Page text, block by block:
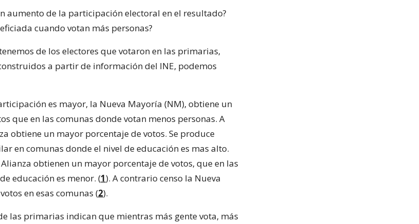
aumento de la participación electoral en el resultado?
cuando votan más personas?
de los electores que votaron en las primarias,
a partir de información del INE, podemos
es mayor, la Nueva Mayoría (NM), obtiene un
que en las comunas donde votan menos personas. A
obtiene un mayor porcentaje de votos. Se produce
en comunas donde el nivel de educación es mas alto.
obtienen un mayor porcentaje de votos, que en las
educación es menor. (1). A contrario censo la Nueva
en esas comunas (2).
las primarias indican que mientras más gente vota, más